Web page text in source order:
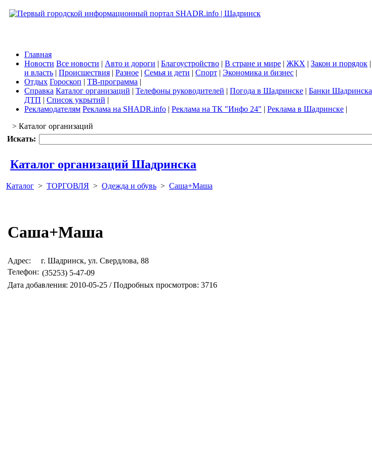
Главная
Новости Все новости | Авто и дороги | Благоустройство | В стране и мире | ЖКХ | Закон и порядок |
и власть | Происшествия | Разное | Семья и дети | Спорт | Экономика и бизнес |
Отдых Гороскоп | ТВ-программа |
Справка Каталог организаций | Телефоны руководителей | Погода в Шадринске | Банки Шадринска
ДТП | Список укрытий |
Рекламодателям Реклама на SHADR.info | Реклама на ТК "Инфо 24" | Реклама в Шадринске |
> Каталог организаций
Искать:
Каталог организаций Шадринска
Каталог > ТОРГОВЛЯ > Одежда и обувь > Саша+Маша
Саша+Маша
Адрес:
г. Шадринск, ул. Свердлова, 88
Телефон: (35253) 5-47-09
Дата добавления: 2010-05-25 / Подробных просмотров: 3716